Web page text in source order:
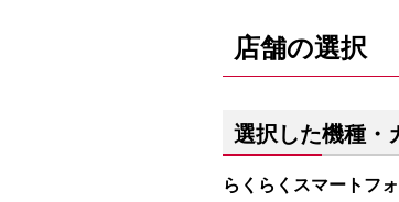
店舗の選択
選択した機種・
らくらくスマートフ